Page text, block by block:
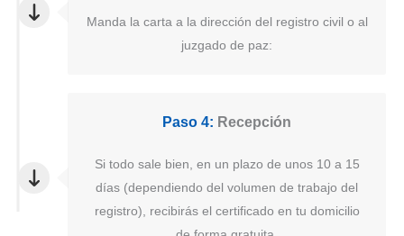
Manda la carta a la dirección del registro civil o al
juzgado de paz:
Paso 4: Recepción
Si todo sale bien, en un plazo de unos 10 a 15
días (dependiendo del volumen de trabajo del
registro), recibirás el certificado en tu domicilio